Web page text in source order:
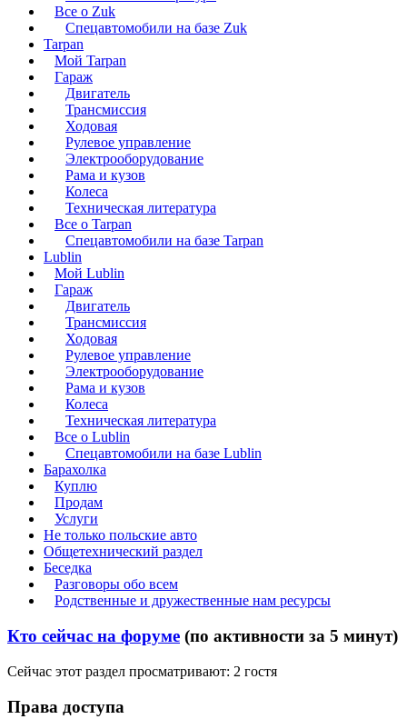
Все о Zuk
Спецавтомобили на базе Zuk
Tarpan
Мой Tarpan
Гараж
Двигатель
Трансмиссия
Ходовая
Рулевое управление
Электрооборудование
Рама и кузов
Колеса
Техническая литература
Все о Tarpan
Спецавтомобили на базе Tarpan
Lublin
Мой Lublin
Гараж
Двигатель
Трансмиссия
Ходовая
Рулевое управление
Электрооборудование
Рама и кузов
Колеса
Техническая литература
Все о Lublin
Спецавтомобили на базе Lublin
Барахолка
Куплю
Продам
Услуги
Не только польские авто
Общетехнический раздел
Беседка
Разговоры обо всем
Родственные и дружественные нам ресурсы
Кто сейчас на форуме (по активности за 5 минут)
Сейчас этот раздел просматривают: 2 гостя
Права доступа